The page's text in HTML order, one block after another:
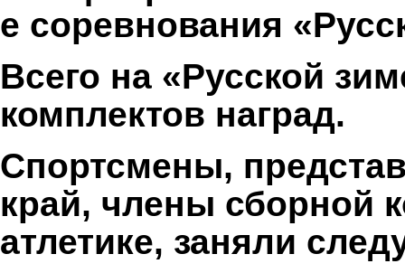
е соревнования
Всего на «Русской
комплектов наград.
Спортсмены,
край, члены сборной
атлетике, заняли